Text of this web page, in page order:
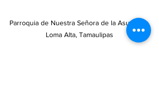
Parroquia de Nuestra Señora de la Asunción.
Loma Alta, Tamaulipas